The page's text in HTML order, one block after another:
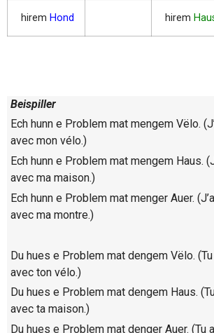
hirem Hond hirem
Beispiller
Ech hunn e Problem mat mengem Vëlo.
avec mon vélo.)
Ech hunn e Problem mat mengem Haus.
avec ma maison.)
Ech hunn e Problem mat menger Auer.
avec ma montre.)
Du hues e Problem mat dengem Vëlo.
avec ton vélo.)
Du hues e Problem mat dengem Haus.
avec ta maison.)
Du hues e Problem mat denger Auer. (Tu